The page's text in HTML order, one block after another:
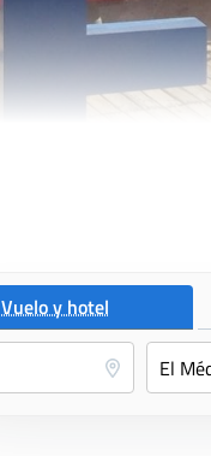
Vuelo y hotel